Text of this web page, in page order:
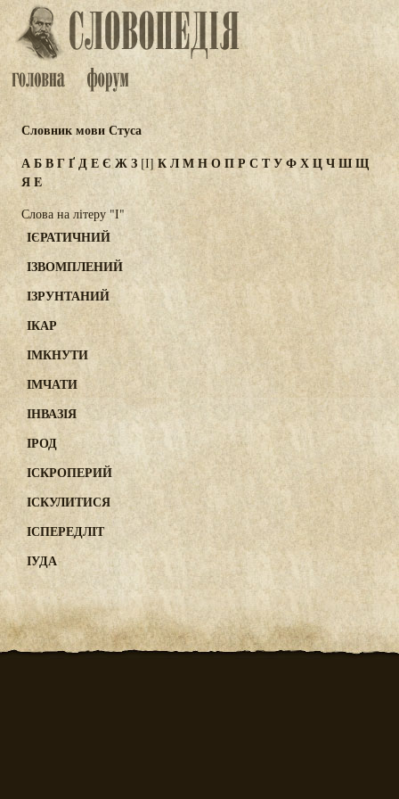
Словник мови Стуса
АБВГҐДЕЄ ЖЗ [І]КЛМНОПРС ТУФХЦЧШЩ
ЯE
Слова на літеру "І"
ІЄРАТИЧНИЙ
ІЗВОМПЛЕНИЙ
ІЗРУНТАНИЙ
ІКАР
ІМКНУТИ
ІМЧАТИ
ІНВАЗІЯ
ІРОД
ІСКРОПЕРИЙ
ІСКУЛИТИСЯ
ІСПЕРЕДЛІТ
ІУДА